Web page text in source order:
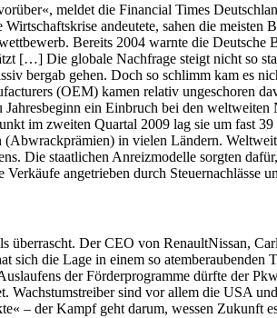
meldet die Financial Times
andeutete, sahen die
Bereits 2004 warnte die
[…] Die globale Nachfrage steigt nicht so
bergab gehen. Doch so schlimm kam es
(OEM) kamen relativ ungeschoren
ein Einbruch bei den
im zweiten Quartal 2009 lag sie um fast
in vielen Ländern.
Die staatlichen Anreizmodelle sorgten
angetrieben durch Steuernachlässe
Der CEO von RenaultNissan,
die Lage in einem so atemberaubenden
der Förderprogramme dürfte der
sind vor allem die USA
– der Kampf geht darum, wessen Zukunft